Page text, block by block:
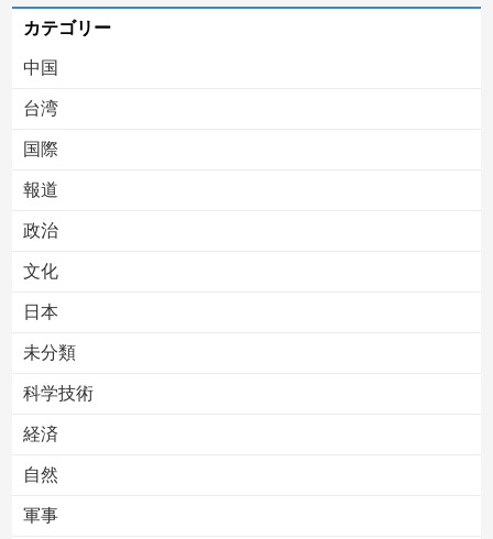
カテゴリー
中国
台湾
国際
報道
政治
文化
日本
未分類
科学技術
経済
自然
軍事